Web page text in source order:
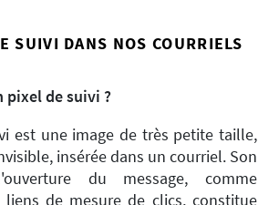
SUIVI DANS NOS COURRIELS
pixel de suivi ?
est une image de très petite taille,
insérée dans un courriel. Son
du message, comme
de mesure de clics, constitue